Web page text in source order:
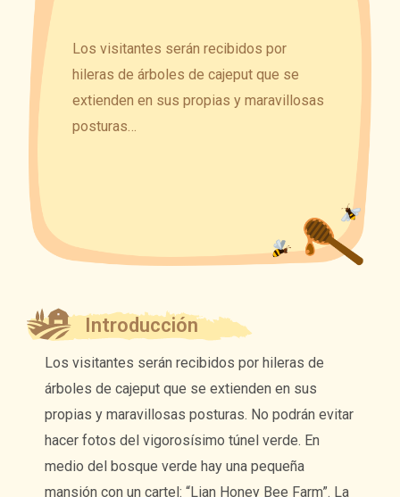
Los visitantes serán recibidos por
hileras de árboles de cajeput que se
extienden en sus propias y maravillosas
posturas…
Introducción
Los visitantes serán recibidos por hileras de
árboles de cajeput que se extienden en sus
propias y maravillosas posturas. No podrán evitar
hacer fotos del vigorosísimo túnel verde. En
medio del bosque verde hay una pequeña
mansión con un cartel: “Lian Honey Bee Farm”. La